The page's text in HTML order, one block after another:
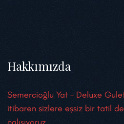
Hakkımızda
Semercioğlu Yat – Deluxe
itibaren sizlere eşsiz bir tatil